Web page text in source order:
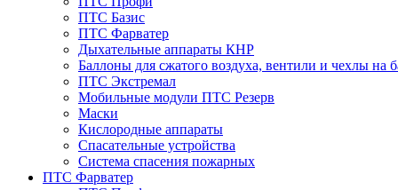
ПТС Базис
ПТС Фарватер
Дыхательные аппараты КНР
Баллоны для сжатого воздуха, вентили и чехлы на
ПТС Экстремал
Мобильные модули ПТС Резерв
Маски
Кислородные аппараты
Спасательные устройства
Система спасения пожарных
ПТС Фарватер